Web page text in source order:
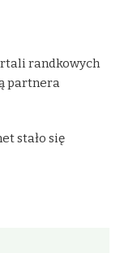
randkowych
partnera
stało się